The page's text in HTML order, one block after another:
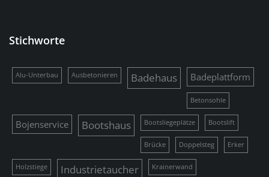
Stichworte
Alu-Unterbau Ausbetonieren Badehaus Badeplattform
Betonsohle
Bojenservice Bootshaus Bootsliegeplätze Bootslift
Brücke Doppelsteg Erker
Holzstiege Industrietaucher Krainerwand